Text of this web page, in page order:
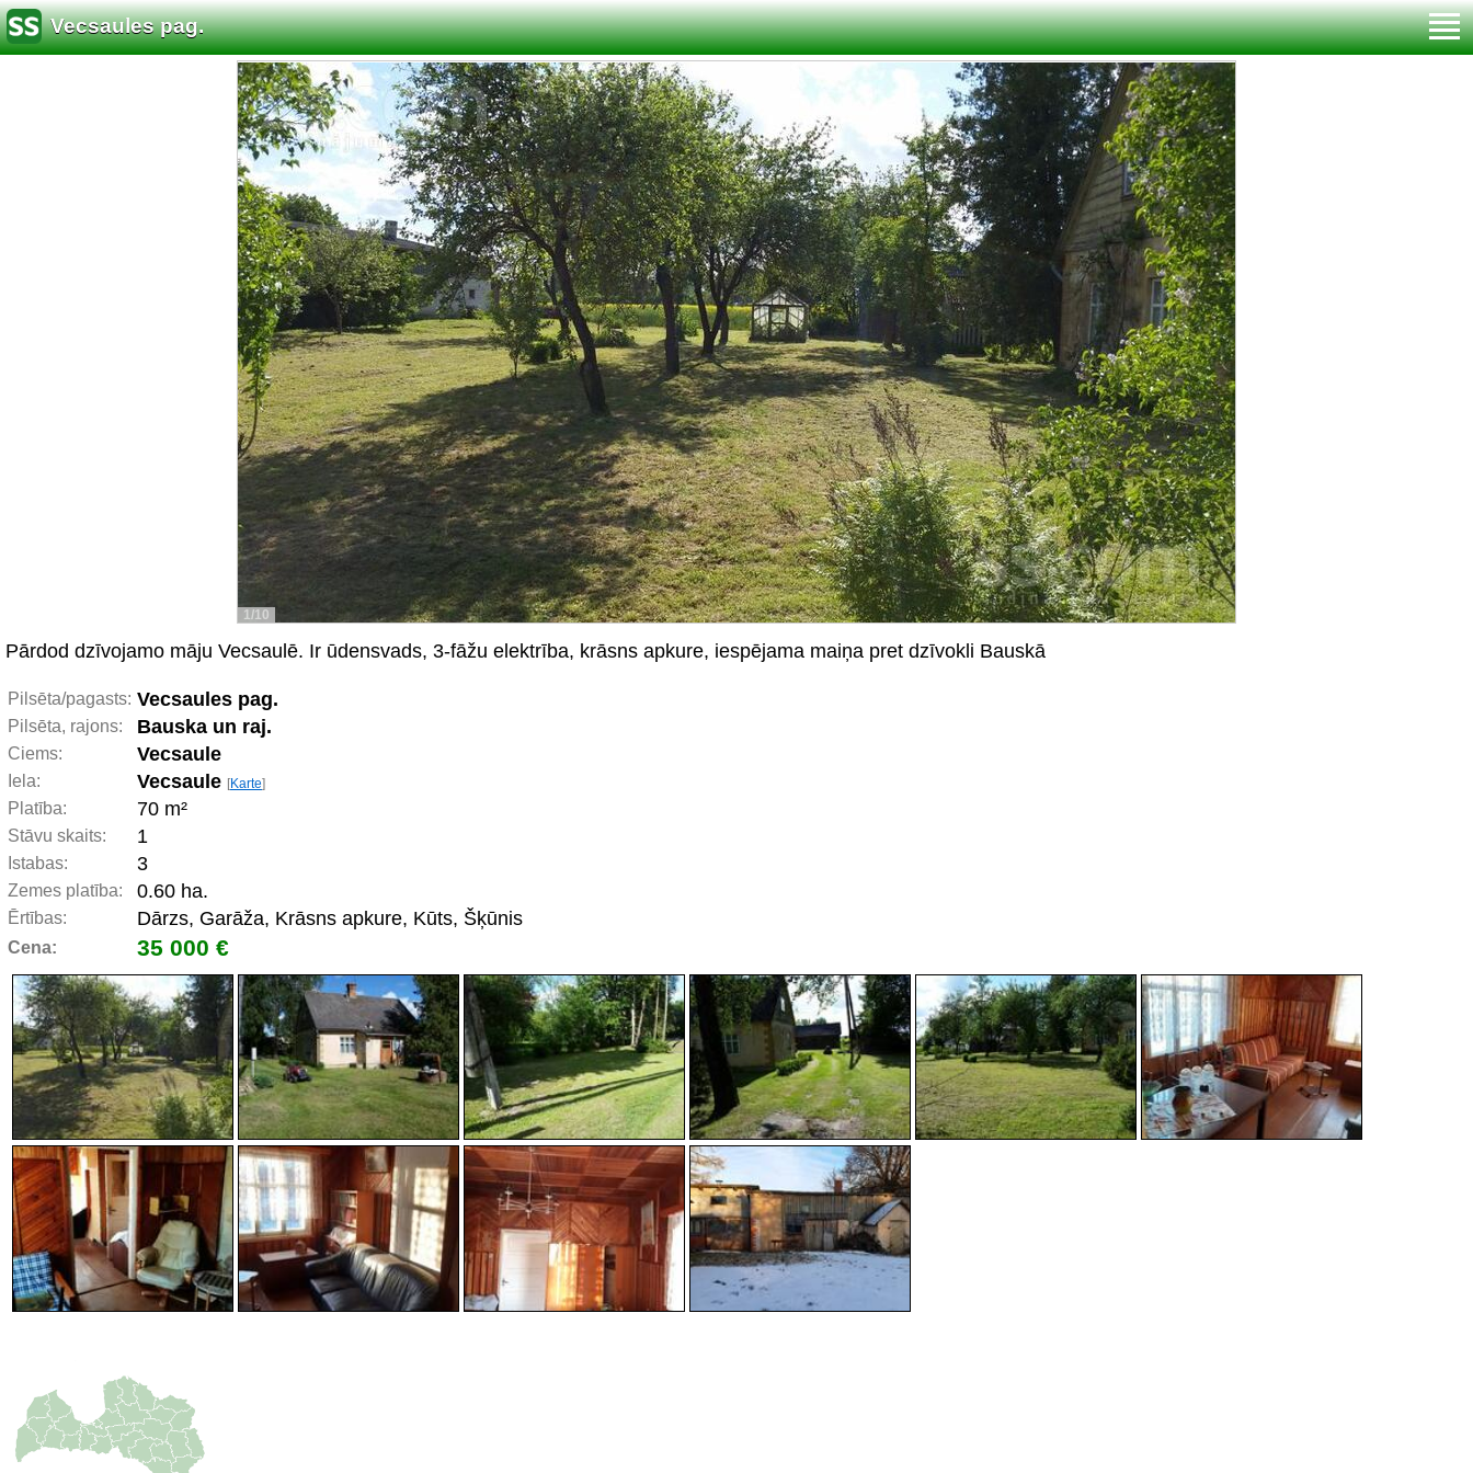
Vecsaules pag.
1/10
Pārdod dzīvojamo māju Vecsaulē. Ir ūdensvads, 3-fāžu elektrība, krāsns apkure, iespējama maiņa pret dzīvokli Bauskā
Pilsēta/pagasts: Vecsaules pag.
Pilsēta, rajons: Bauska un raj.
Ciems: Vecsaule
Iela: Vecsaule [Karte]
Platība: 70 m²
Stāvu skaits: 1
Istabas: 3
Zemes platība: 0.60 ha.
Ērtības: Dārzs, Garāža, Krāsns apkure, Kūts, Šķūnis
Cena: 35 000 €